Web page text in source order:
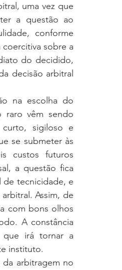
uma vez que
a questão ao
conforme
sobre a
do decidido,
decisão arbitral
raro vêm sendo
curto, sigiloso e
se submeter às
custos futuros
a questão fica
de tecnicidade, e
Assim, de
com bons olhos
A constância
que irá tornar a
instituto.